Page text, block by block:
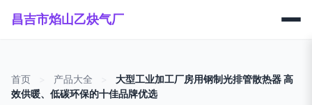
昌吉市焰山乙炔气厂
首页 产品大全
大型工业加工厂房用钢制光排管散热器 高
效供暖、低碳环保的十佳品牌优选